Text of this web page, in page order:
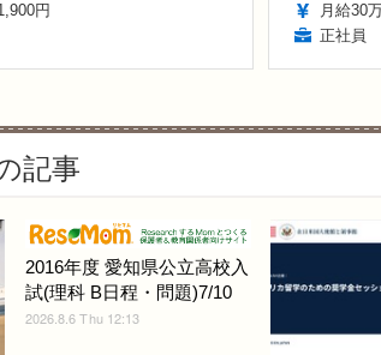
円
月給30
正社員
記事
2016年度 愛知県公立高校入
試(理科 B日程・問題)7/10
2026.8.6 Thu 12:13